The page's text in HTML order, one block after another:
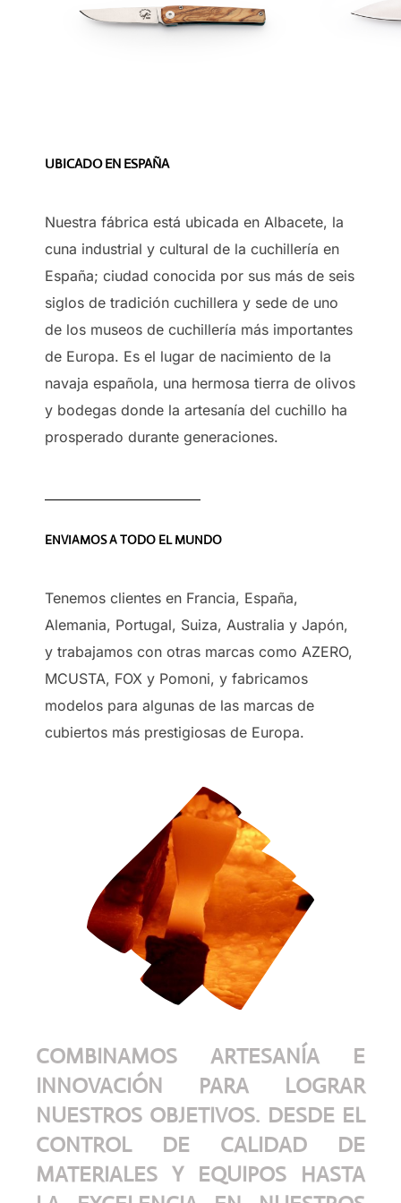
UBICADO EN ESPAÑA
Nuestra fábrica está ubicada en Albacete, la
cuna industrial y cultural de la cuchillería en
España; ciudad conocida por sus más de seis
siglos de tradición cuchillera y sede de uno
de los museos de cuchillería más importantes
de Europa. Es el lugar de nacimiento de la
navaja española, una hermosa tierra de olivos
y bodegas donde la artesanía del cuchillo ha
prosperado durante generaciones.
ENVIAMOS A TODO EL MUNDO
Tenemos clientes en Francia, España,
Alemania, Portugal, Suiza, Australia y Japón,
y trabajamos con otras marcas como AZERO,
MCUSTA, FOX y Pomoni, y fabricamos
modelos para algunas de las marcas de
cubiertos más prestigiosas de Europa.
COMBINAMOS ARTESANÍA E
INNOVACIÓN PARA LOGRAR
NUESTROS OBJETIVOS. DESDE EL
CONTROL DE CALIDAD DE
MATERIALES Y EQUIPOS HASTA